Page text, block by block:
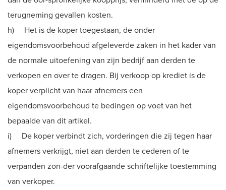
terugneming gevallen kosten.
h) Het is de koper toegestaan, de onder
eigendomsvoorbehoud afgeleverde zaken in het kader van
de normale uitoefening van zijn bedrijf aan derden te
verkopen en over te dragen. Bij verkoop op krediet is de
koper verplicht van haar afnemers een
eigendomsvoorbehoud te bedingen op voet van het
bepaalde van dit artikel.
i) De koper verbindt zich, vorderingen die zij tegen haar
afnemers verkrijgt, niet aan derden te cederen of te
verpanden zon-der voorafgaande schriftelijke toestemming
van verkoper.